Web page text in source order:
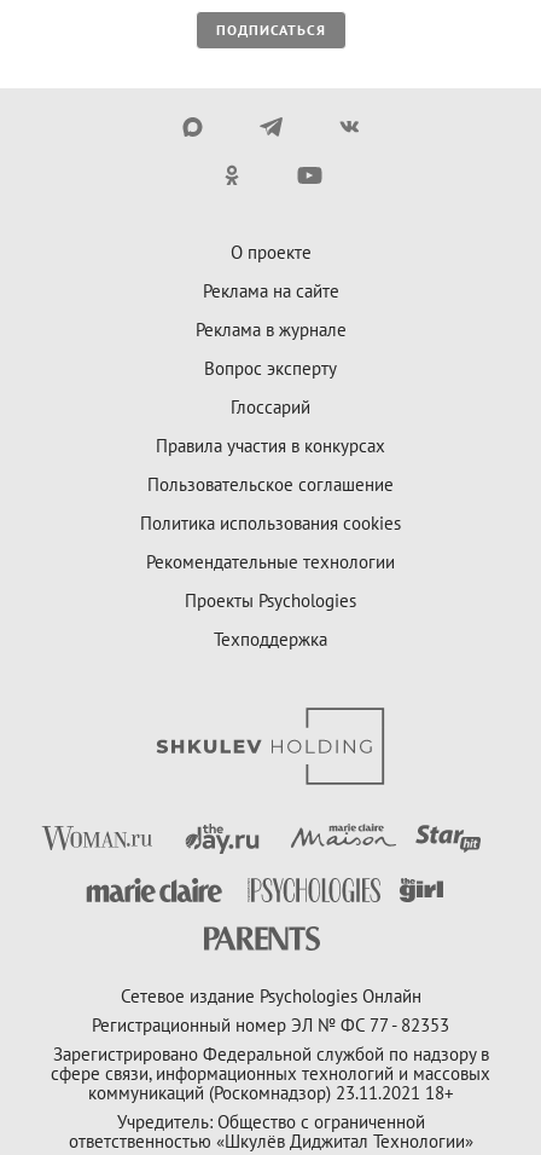
ПОДПИСАТЬСЯ
О проекте
Реклама на сайте
Реклама в журнале
Вопрос эксперту
Глоссарий
Правила участия в конкурсах
Пользовательское соглашение
Политика использования cookies
Рекомендательные технологии
Проекты Psychologies
Техподдержка
Сетевое издание Psychologies Онлайн
Регистрационный номер ЭЛ № ФС 77 - 82353
Зарегистрировано Федеральной службой по надзору в
сфере связи, информационных технологий и массовых
коммуникаций (Роскомнадзор) 23.11.2021 18+
Учредитель: Общество с ограниченной
ответственностью «Шкулёв Диджитал Технологии»